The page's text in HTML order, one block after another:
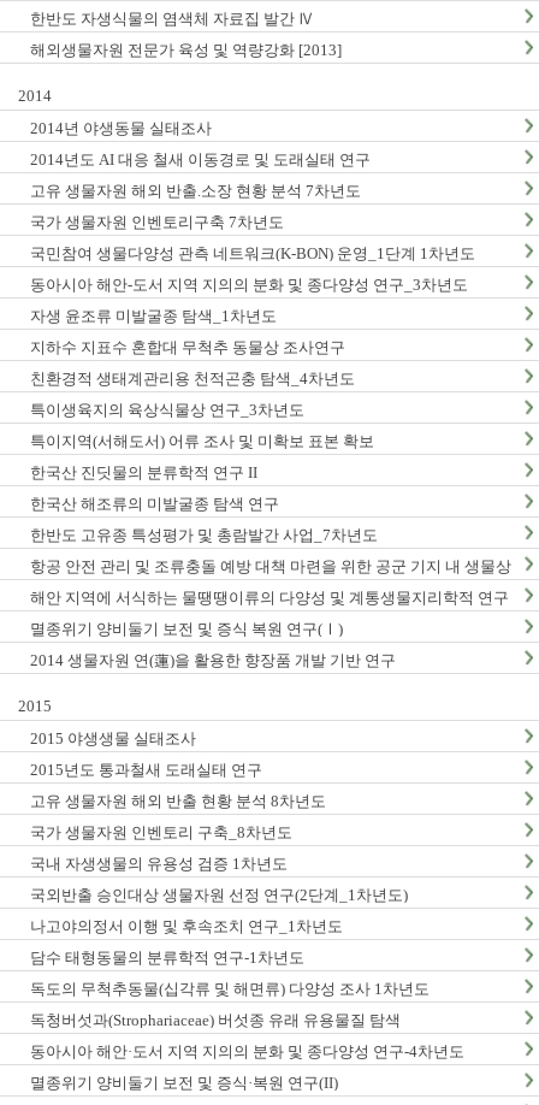
지 지역 조사
한반도 자생식물의 염색체 자료집 발간 Ⅳ
해외생물자원 전문가 육성 및 역량강화 [2013]
2014
2014년 야생동물 실태조사
2014년도 AI 대응 철새 이동경로 및 도래실태 연구
고유 생물자원 해외 반출.소장 현황 분석 7차년도
국가 생물자원 인벤토리구축 7차년도
국민참여 생물다양성 관측 네트워크(K-BON) 운영_1단계 1차년도
동아시아 해안-도서 지역 지의의 분화 및 종다양성 연구_3차년도
자생 윤조류 미발굴종 탐색_1차년도
지하수 지표수 혼합대 무척추 동물상 조사연구
친환경적 생태계관리용 천적곤충 탐색_4차년도
특이생육지의 육상식물상 연구_3차년도
특이지역(서해도서) 어류 조사 및 미확보 표본 확보
한국산 진딧물의 분류학적 연구 II
한국산 해조류의 미발굴종 탐색 연구
한반도 고유종 특성평가 및 총람발간 사업_7차년도
항공 안전 관리 및 조류충돌 예방 대책 마련을 위한 공군 기지 내 생물상
조사_1차년도
해안 지역에 서식하는 물땡땡이류의 다양성 및 계통생물지리학적 연구
_1차년도
멸종위기 양비둘기 보전 및 증식 복원 연구(Ⅰ)
2014 생물자원 연(蓮)을 활용한 향장품 개발 기반 연구
2015
2015 야생생물 실태조사
2015년도 통과철새 도래실태 연구
고유 생물자원 해외 반출 현황 분석 8차년도
국가 생물자원 인벤토리 구축_8차년도
국내 자생생물의 유용성 검증 1차년도
국외반출 승인대상 생물자원 선정 연구(2단계_1차년도)
나고야의정서 이행 및 후속조치 연구_1차년도
담수 태형동물의 분류학적 연구-1차년도
독도의 무척추동물(십각류 및 해면류) 다양성 조사 1차년도
독청버섯과(Strophariaceae) 버섯종 유래 유용물질 탐색
동아시아 해안·도서 지역 지의의 분화 및 종다양성 연구-4차년도
멸종위기 양비둘기 보전 및 증식·복원 연구(II)